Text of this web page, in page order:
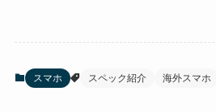
スマホ スペック紹介 海外スマホ